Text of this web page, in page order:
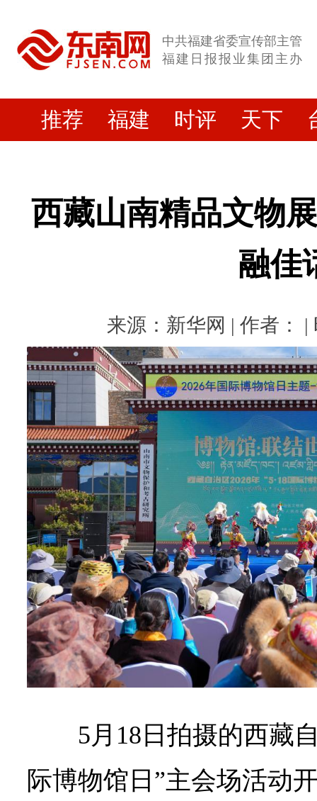
中共福建省委宣传部主管
福建日报报业集团主办
推荐 福建 时评 天下
西藏山南精品文物
融佳
来源：新华网 | 作者： |
5月18日拍摄的西藏
际博物馆日”主会场活动